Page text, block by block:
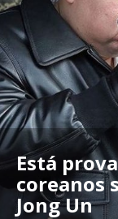
Está
coreanos
Jong Un